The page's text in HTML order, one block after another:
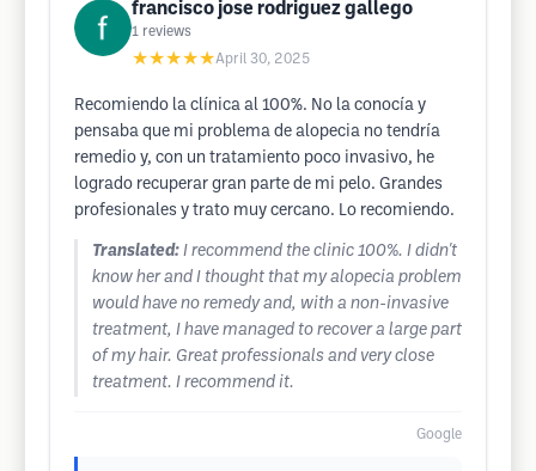
francisco jose rodriguez gallego
1 reviews
★★★★★April 30, 2025
Recomiendo la clínica al 100%. No la conocía y
pensaba que mi problema de alopecia no tendría
remedio y, con un tratamiento poco invasivo, he
logrado recuperar gran parte de mi pelo. Grandes
profesionales y trato muy cercano. Lo recomiendo.
Translated: I recommend the clinic 100%. I didn't
know her and I thought that my alopecia problem
would have no remedy and, with a non-invasive
treatment, I have managed to recover a large part
of my hair. Great professionals and very close
treatment. I recommend it.
Google